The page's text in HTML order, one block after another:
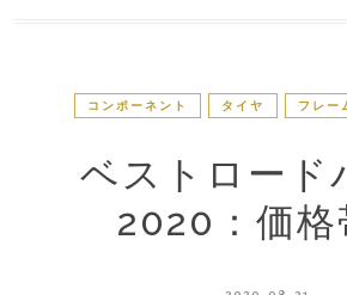
コンポーネント タイヤ フレー
ベストロード
2020：価格